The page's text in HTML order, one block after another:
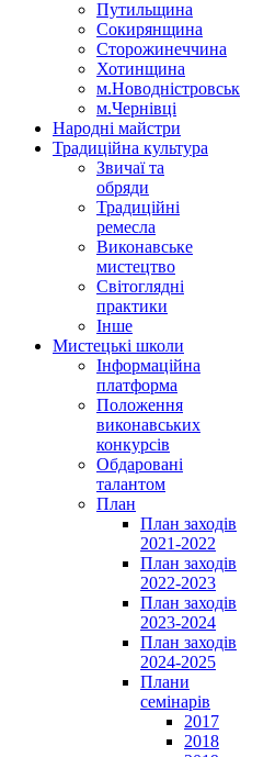
Путильщина
Сокирянщина
Сторожинеччина
Хотинщина
м.Новодністровськ
м.Чернівці
Народні майстри
Традиційна культура
Звичаї та
обряди
Традиційні
ремесла
Виконавське
мистецтво
Світоглядні
практики
Інше
Мистецькі школи
Інформаційна
платформа
Положення
виконавських
конкурсів
Обдаровані
талантом
План
План заходів
2021-2022
План заходів
2022-2023
План заходів
2023-2024
План заходів
2024-2025
Плани
семінарів
2017
2018